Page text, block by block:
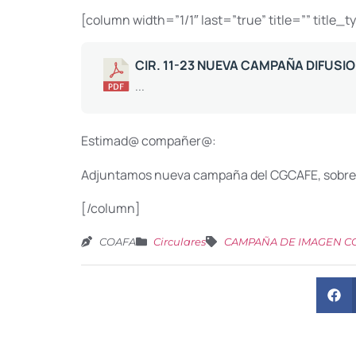
[column width=”1/1″ last=”true” title=””
CIR. 11-23 NUEVA CAMPAÑA
...
Estimad@ compañer@:
Adjuntamos nueva campaña del CGCAFE,
[/column]
COAFA Circulares CAMPAÑA DE IMAGEN